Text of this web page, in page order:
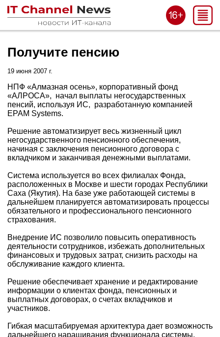
Получите пенсию
19 июня 2007 г.
НПФ «Алмазная осень», корпоративный фонд
«АЛРОСА», начал выплаты негосударственных
пенсий, используя ИС, разработанную компанией
EPAM Systems.
Решение автоматизирует весь жизненный цикл
негосударственного пенсионного обеспечения,
начиная с заключения пенсионного договора с
вкладчиком и заканчивая денежными выплатами.
Система используется во всех филиалах Фонда,
расположенных в Москве и шести городах Республики
Саха (Якутия). На базе уже работающей системы в
дальнейшем планируется автоматизировать процессы
обязательного и профессионального пенсионного
страхования.
Внедрение ИС позволило повысить оперативность
деятельности сотрудников, избежать дополнительных
финансовых и трудовых затрат, снизить расходы на
обслуживание каждого клиента.
Решение обеспечивает хранение и редактирование
информации о клиентах фонда, пенсионных и
выплатных договорах, о счетах вкладчиков и
участников.
Гибкая масштабируемая архитектура дает возможность
дальнейшего наращивания функционала системы,